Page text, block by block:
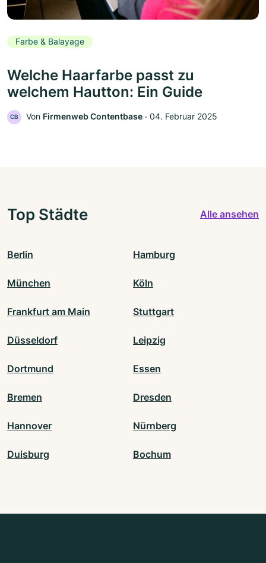
Farbe & Balayage
Welche Haarfarbe passt zu
welchem Hautton: Ein Guide
CB Von Firmenweb Contentbase ‧ 04. Februar 2025
Top Städte Alle ansehen
Berlin Hamburg
München Köln
Frankfurt am Main Stuttgart
Düsseldorf Leipzig
Dortmund Essen
Bremen Dresden
Hannover Nürnberg
Duisburg Bochum